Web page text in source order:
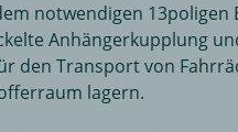
notwendigen 13poligen
Anhängerkupplung
den Transport von
lagern.